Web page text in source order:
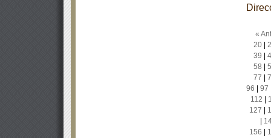
«
20|
39
58
77
96
97
112
127
156